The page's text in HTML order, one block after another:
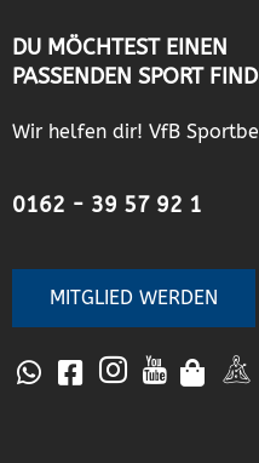
DU MÖCHTEST EINEN
PASSENDEN SPORT
Wir helfen dir! VfB
0162 - 39 57 92 1
MITGLIED WERDEN